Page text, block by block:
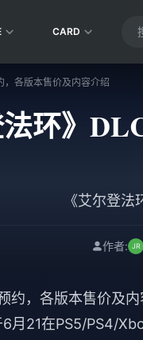
CARD
，各版本售价及内容介绍
法环》
《艾尔登
作者:
约，各版本售价及
6月21在PS5/PS4/